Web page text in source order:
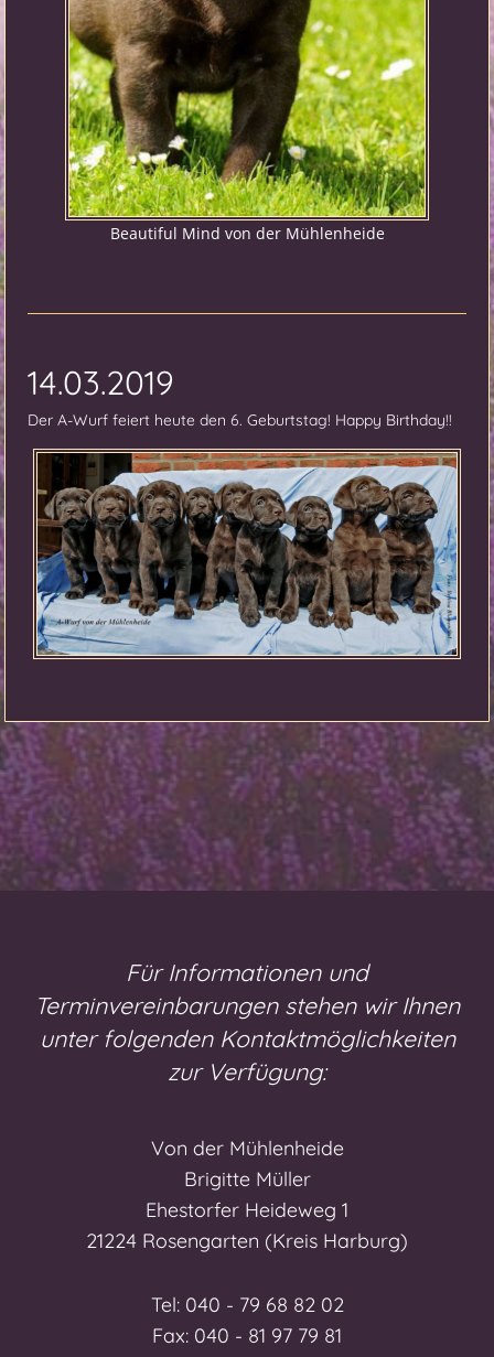
Beautiful Mind von der Mühlenheide
14.03.2019
Der A-Wurf feiert heute den 6. Geburtstag! Happy Birthday!!
Für Informationen und
Terminvereinbarungen stehen wir Ihnen
unter folgenden Kontaktmöglichkeiten
zur Verfügung:
Von der Mühlenheide
Brigitte Müller
Ehestorfer Heideweg 1
21224 Rosengarten (Kreis Harburg)
Tel: 040 - 79 68 82 02
Fax: 040 - 81 97 79 81